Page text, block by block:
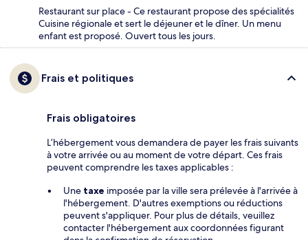
Restaurant sur place - Ce restaurant propose des spécialités
Cuisine régionale et sert le déjeuner et le dîner. Un menu
enfant est proposé. Ouvert tous les jours.
Frais et politiques
Frais obligatoires
L’hébergement vous demandera de payer les frais suivants
à votre arrivée ou au moment de votre départ. Ces frais
peuvent comprendre les taxes applicables :
Une taxe imposée par la ville sera prélevée à l'arrivée à
l'hébergement. D'autres exemptions ou réductions
peuvent s'appliquer. Pour plus de détails, veuillez
contacter l'hébergement aux coordonnées figurant